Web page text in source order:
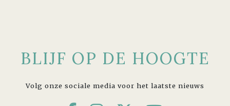
BLIJF OP DE HOOGTE
Volg onze sociale media voor het laatste nieuws